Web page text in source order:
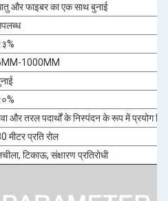
और फाइबर का एक साथ बुनाई
1000MM
और तरल पदार्थों के निस्पंदन के रूप में प्रयोग
मीटर प्रति रोल
टिकाऊ, संक्षारण प्रतिरोधी